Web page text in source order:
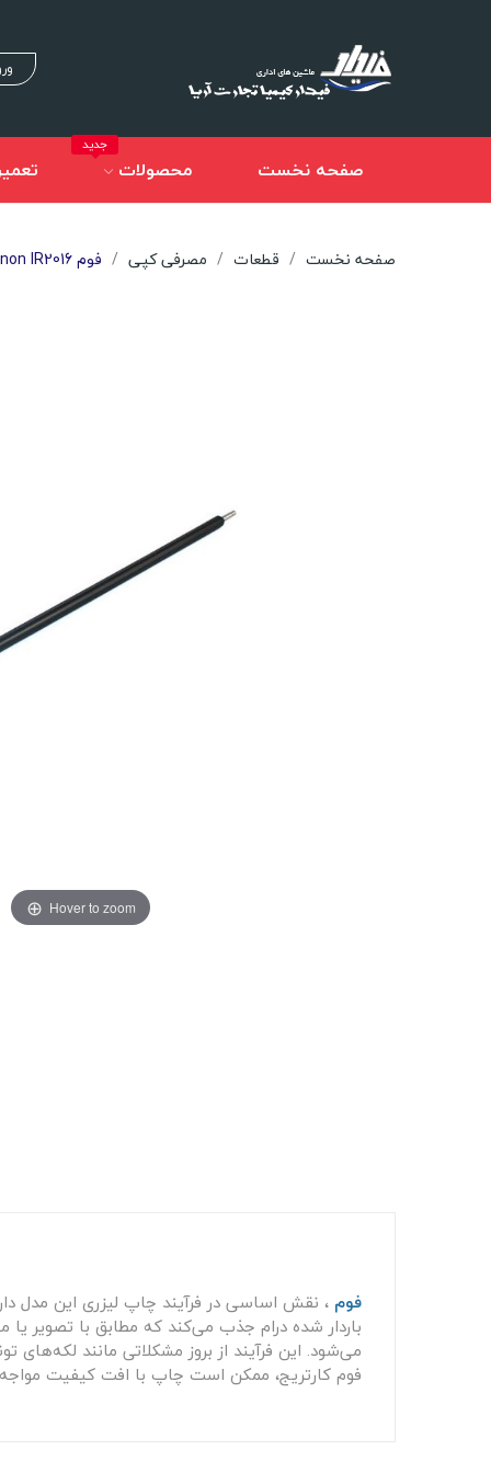
صفحه نخست محصولات
جدید
صفحه نخست قطعات مصرفی کپی فوم Canon IR2016
Hover to zoom
فوم ، نقش اساسی در فرآیند چاپ لیزری این مدل
باردار شده درام جذب می‌کند که مطابق با تصویر
می‌شود. این فرآیند از بروز مشکلاتی مانند
فوم کارتریج، ممکن است چاپ با افت کیفیت